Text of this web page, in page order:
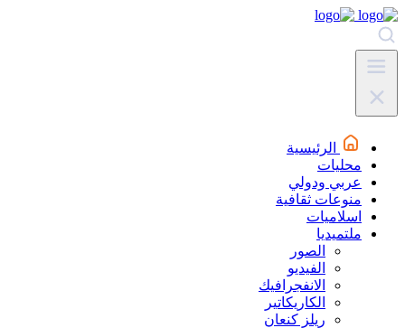
الرئيسية
محليات
عربي ودولي
منوعات ثقافية
اسلاميات
ملتميديا
الصور
الفيديو
الانفجرافيك
الكاريكاتير
ريلز كنعان